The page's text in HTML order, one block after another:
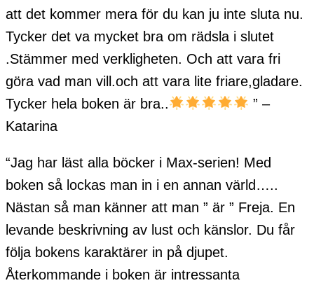
att det kommer mera för du kan ju inte sluta nu.
Tycker det va mycket bra om rädsla i slutet
.Stämmer med verkligheten. Och att vara fri
göra vad man vill.och att vara lite friare,gladare.
Tycker hela boken är bra..
” –
Katarina
“Jag har läst alla böcker i Max-serien! Med
boken så lockas man in i en annan värld…..
Nästan så man känner att man ” är ” Freja. En
levande beskrivning av lust och känslor. Du får
följa bokens karaktärer in på djupet.
Återkommande i boken är intressanta